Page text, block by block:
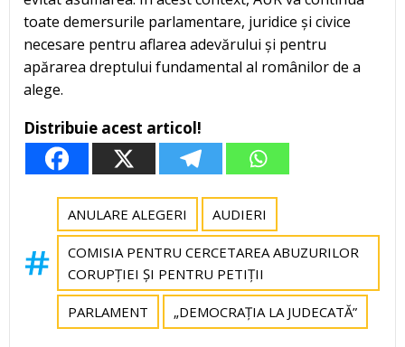
toate demersurile parlamentare, juridice și civice
necesare pentru aflarea adevărului și pentru
apărarea dreptului fundamental al românilor de a
alege.
Distribuie acest articol!
ANULARE ALEGERI AUDIERI
COMISIA PENTRU CERCETAREA ABUZURILOR
CORUPȚIEI ȘI PENTRU PETIȚII
PARLAMENT „DEMOCRAȚIA LA JUDECATĂ”